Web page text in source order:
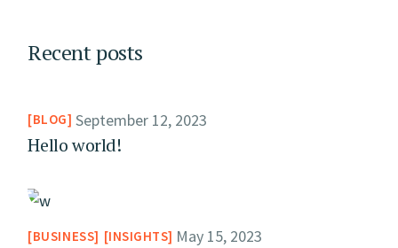
Recent posts
BLOG September 12, 2023
Hello world!
BUSINESS INSIGHTS May 15, 2023